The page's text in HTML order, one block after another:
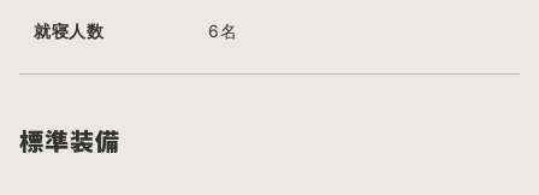
就寝人数 6名
標準装備